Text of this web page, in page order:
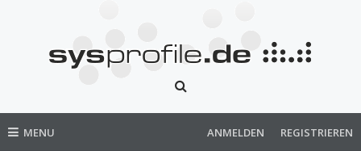
MENU ANMELDEN REGISTRIEREN